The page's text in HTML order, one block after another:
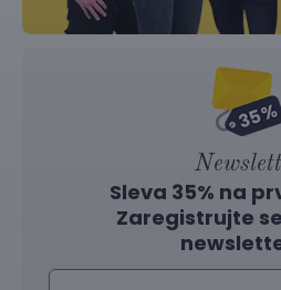
Sleva 35% na
Zaregistrujte